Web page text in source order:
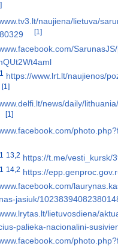
naujiena/lietuva/
[1]
https://www.lrt.lt/naujienos/
[1]
news/daily/
[1]
13,2 https://t.me/vesti_kursk/
14,2 https://
jasiuk/
lietuvosdiena/
palieka-nacionalini-